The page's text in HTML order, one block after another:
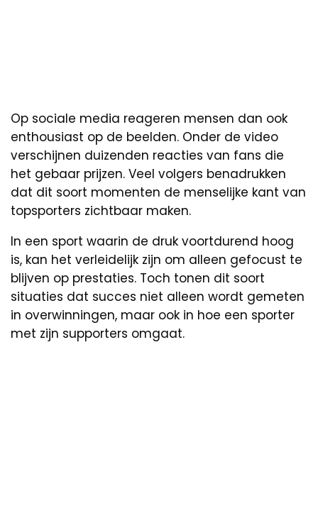
Op sociale media reageren mensen dan ook
enthousiast op de beelden. Onder de video
verschijnen duizenden reacties van fans die
het gebaar prijzen. Veel volgers benadrukken
dat dit soort momenten de menselijke kant van
topsporters zichtbaar maken.
In een sport waarin de druk voortdurend hoog
is, kan het verleidelijk zijn om alleen gefocust te
blijven op prestaties. Toch tonen dit soort
situaties dat succes niet alleen wordt gemeten
in overwinningen, maar ook in hoe een sporter
met zijn supporters omgaat.